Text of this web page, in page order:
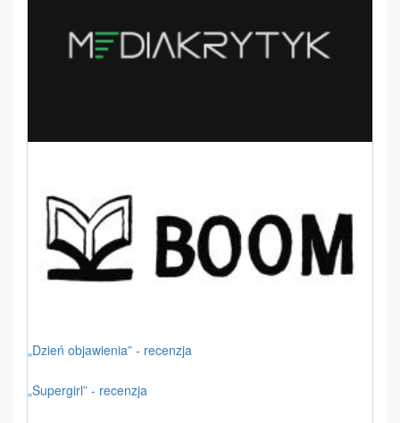
„Dzień objawienia” - recenzja
„Supergirl” - recenzja